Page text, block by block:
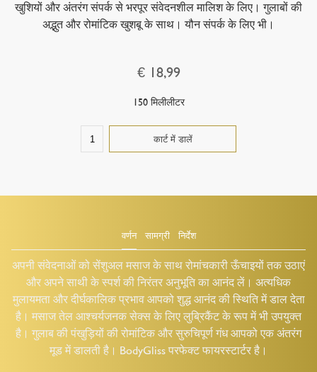
खुशियों और अंतरंग संपर्क से भरपूर संवेदनशील मालिश के लिए। गुलाबों की
अद्भुत और रोमांटिक खुशबू के साथ। यौन संपर्क के लिए भी।
€ 18,99
150 मिलीलीटर
वर्णन सामग्री निर्देश
अपनी संवेदनाओं को सेंशुअल मसाज के साथ रोमांचकारी ऊँचाइयों तक उठाएं
और अपने साथी के स्पर्श की निरंतर अनुभूति का आनंद लें। अत्यधिक
मुलायमता और दीर्घकालिक प्रभाव आपको शुद्ध आनंद की स्थिति में डाल देता
है। मसाज तेल आश्चर्यजनक सेक्स के लिए लुब्रिकैंट के रूप में भी उपयुक्त
है। गुलाब की पंखुड़ियों की रोमांटिक और सुरुचिपूर्ण गंध आपको एक अंतरंग
मूड में डालती है। BodyGliss परफेक्ट फायरस्टार्टर है।